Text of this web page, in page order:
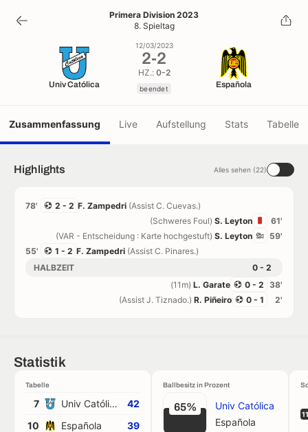
2-2
beendet
Primera Division 2023
8. Spieltag
Univ Católica
12/03/2023
2-2
HZ.: 0-2
beendet Española
Zusammenfassung Live Aufstellung Stats Tabelle
Highlights Alles sehen (22)
78' 2 - 2 F. Zampedri (Assist C. Cuevas.)
61'
(Schweres Foul) S. Leyton
59'
(VAR - Entscheidung : Karte hochgestuft) S. Leyton
55'
1 - 2 F. Zampedri (Assist C. Pinares.)
HALBZEIT
0 - 2
38'
0 - 2
(11m) L. Garate
2'
0 - 1
(Assist J. Tiznado.) R. Piñeiro
Statistik
Tabelle
7 Univ Católica
42
10
Española 39
Ballbesitz in Prozent
65%
Univ Católica
Española
11